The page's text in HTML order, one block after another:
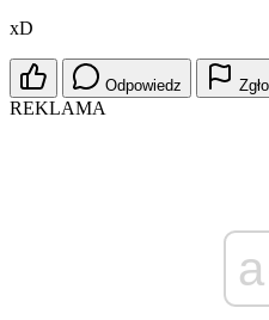
xD
Odpowiedz
REKLAMA